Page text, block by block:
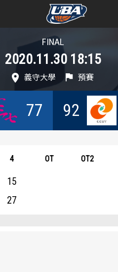
戰績排行
戰績排行
FINAL
2020.11.30 18:15
義守大學 預賽
77 92
4 OT OT2
15
27